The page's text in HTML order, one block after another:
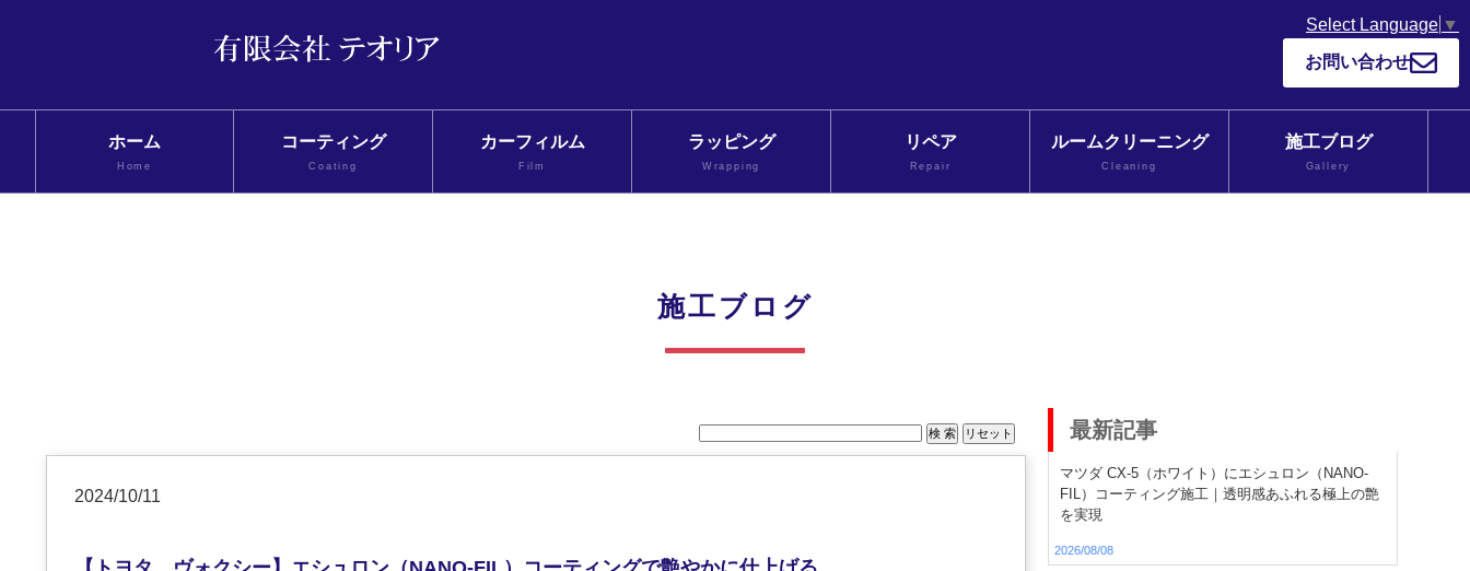
Select Language ▼
お問い合わせ
ホーム
Home
コーティング
Coating
カーフィルム
Film
ラッピング
Wrapping
リペア
Repair
ルームクリーニング
Cleaning
施工ブログ
Gallery
施工ブログ
2024/10/11
最新記事
マツダ CX-5（ホワイト）にエシュロン（NANO-
FIL）コーティング施工｜透明感あふれる極上の艶
を実現
2026/08/08